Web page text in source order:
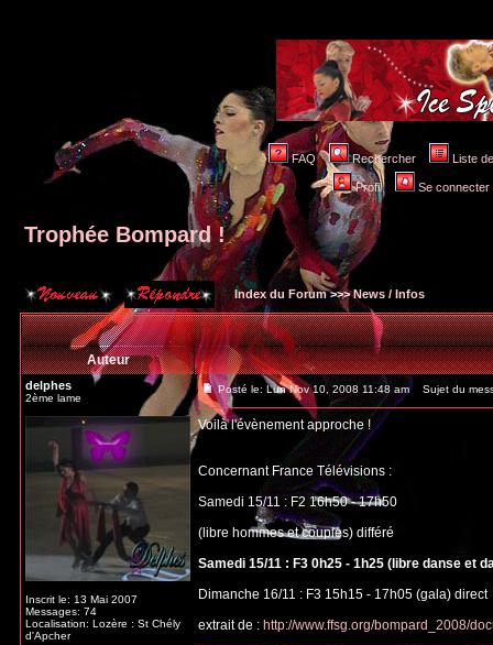
FAQ Rechercher Liste
Profil Se
Trophée Bompard !
Index du Forum>>>News / Infos
Auteur
delphes
2ème lame
Inscrit le: 13 Mai 2007
Messages: 74
Localisation: Lozère : St Chély
d'Apcher
Posté le: Lun Nov 10, 2008 11:48 am Sujet du
Voilà l'évènement approche !
Concernant France Télévisions :
Samedi 15/11 : F2 16h50 - 17h50
(libre hommes et couples) différé
Samedi 15/11 : F3 0h25 - 1h25 (libre danse et
Dimanche 16/11 : F3 15h15 - 17h05 (gala) direct
extrait de : http://www.ffsg.org/bompard_2008/